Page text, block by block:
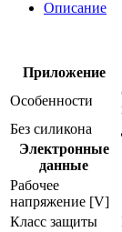
Описание
Приложение
Особенности
Без силикона
Электронные
данные
Рабочее
напряжение [V]
Класс защиты